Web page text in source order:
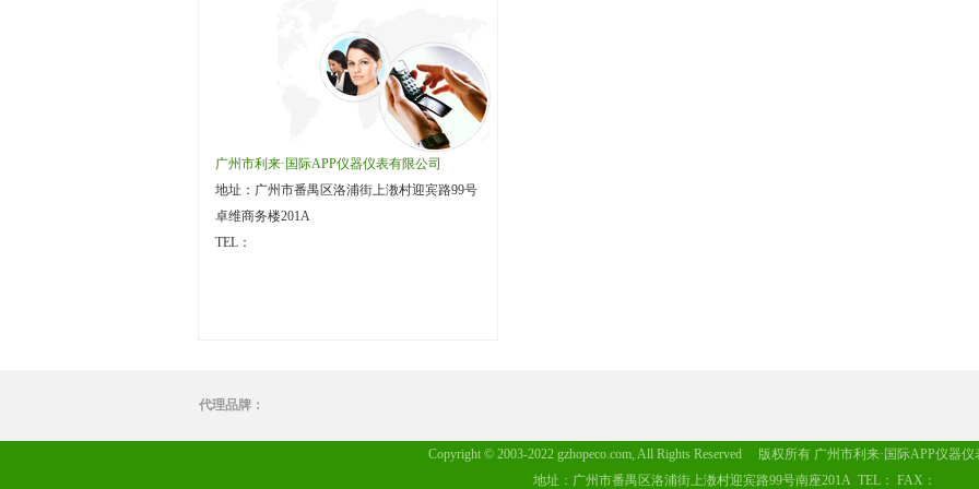
广州市利来·国际APP仪器仪表有限公司
地址：广州市番禺区洛浦街上漖村迎宾路99号
卓维商务楼201A
TEL：
代理品牌：
Copyright © 2003-2022 gzhopeco.com, All Rights Reserved 版权所有 广州市利来·国际APP仪器仪
地址：广州市番禺区洛浦街上漖村迎宾路99号南座201A TEL： FAX：